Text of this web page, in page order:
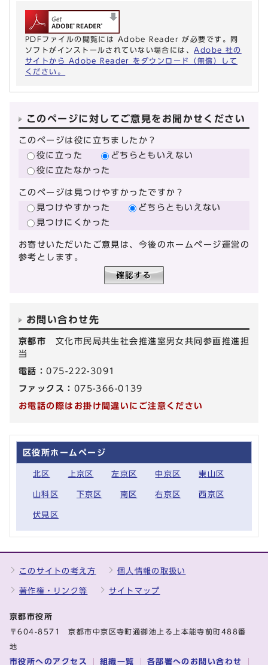
PDFファイルの閲覧には Adobe Reader が必要です。同
ソフトがインストールされていない場合には、 Adobe 社の
サイトから Adobe Reader をダウンロード（無償）して
ください。
このページに対してご意見をお聞かせください
このページは役に立ちましたか？
役に立った
どちらともいえない
役に立たなかった
このページは見つけやすかったですか？
見つけやすかった
どちらともいえない
見つけにくかった
お寄せいただいたご意見は、今後のホームページ運営の
参考とします。
お問い合わせ先
京都市 文化市民局共生社会推進室男女共同参画推進担
当
電話：075-222-3091
ファックス： 075-366-0139
お電話の際はお掛け間違いにご注意ください
区役所ホームページ
北区 上京区 左京区 中京区 東山区
山科区 下京区 南区 右京区 西京区
伏見区
このサイトの考え方 個人情報の取扱い
著作権・リンク等 サイトマップ
京都市役所
〒604-8571 京都市中京区寺町通御池上る上本能寺前町488番
地
市役所へのアクセス 組織一覧 各部署へのお問い合わせ